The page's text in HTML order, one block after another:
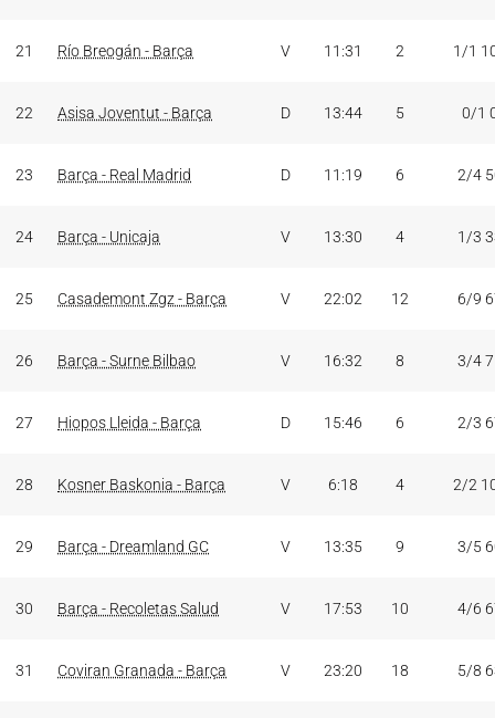
21 Río Breogán - Barça V 11:31 2 1/1
22 Asisa Joventut - Barça D 13:44 5 0/1
23 Barça - Real Madrid D 11:19 6 2/4
24 Barça - Unicaja V 13:30 4 1/3
25 Casademont Zgz - Barça V 22:02 12 6/9
26 Barça - Surne Bilbao V 16:32 8 3/4
27 Hiopos Lleida - Barça D 15:46 6 2/3
28 Kosner Baskonia - Barça V 6:18 4 2/2
29 Barça - Dreamland GC V 13:35 9 3/5
30 Barça - Recoletas Salud V 17:53 10 4/6
31 Coviran Granada - Barça V 23:20 18 5/8